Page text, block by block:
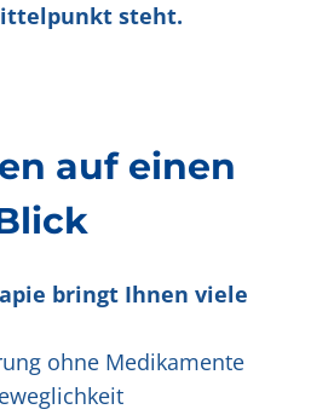
steht.
auf einen
bringt Ihnen viele
ohne Medikamente